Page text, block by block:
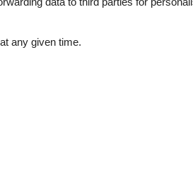
zur
See
any given time.